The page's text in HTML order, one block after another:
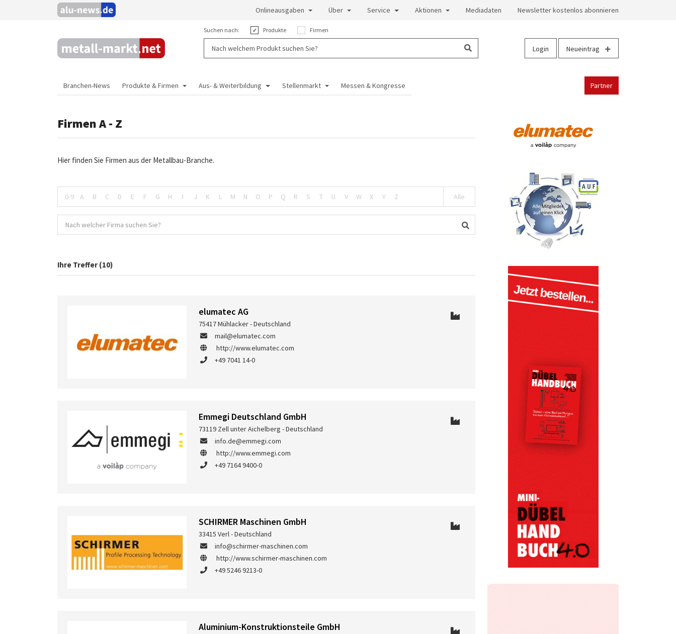
Onlineausgaben Über Service Aktionen Mediadaten Newsletter kostenlos abonnieren
Suchen nach: Produkte Firmen
Login Neueintrag
Branchen-News Produkte & Firmen Aus- & Weiterbildung Stellenmarkt Messen & Kongresse Partner
Firmen A - Z
Hier finden Sie Firmen aus der Metallbau-Branche.
0-9 A B C D E F G H I J K L M N O P Q R S T U V W X Y Z Alle
Ihre Treffer (10)
elumatec AG
75417 Mühlacker - Deutschland
mail@elumatec.com
http://www.elumatec.com
+49 7041 14-0
Emmegi Deutschland GmbH
73119 Zell unter Aichelberg - Deutschland
info.de@emmegi.com
http://www.emmegi.com
+49 7164 9400-0
SCHIRMER Maschinen GmbH
33415 Verl - Deutschland
info@schirmer-maschinen.com
http://www.schirmer-maschinen.com
+49 5246 9213-0
Aluminium-Konstruktionsteile GmbH